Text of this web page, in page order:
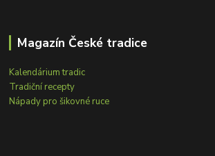
Magazín České tradice
Kalendárium tradic
Tradiční recepty
Nápady pro šikovné ruce